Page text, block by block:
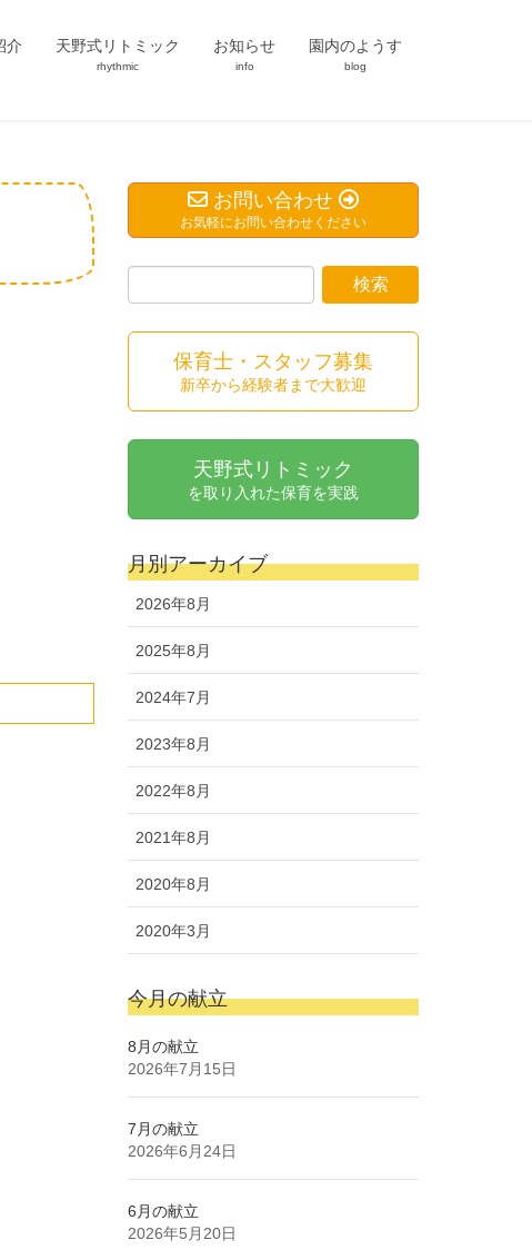
介 天野式リトミック
rhythmic
お知らせ
info
園内のようす
blog
お問い合わせ
お気軽にお問い合わせください
保育士・スタッフ募集
新卒から経験者まで大歓迎
天野式リトミック
を取り入れた保育を実践
月別アーカイブ
2026年8月
2025年8月
2024年7月
2023年8月
2022年8月
2021年8月
2020年8月
2020年3月
今月の献立
8月の献立
2026年7月15日
7月の献立
2026年6月24日
6月の献立
2026年5月20日